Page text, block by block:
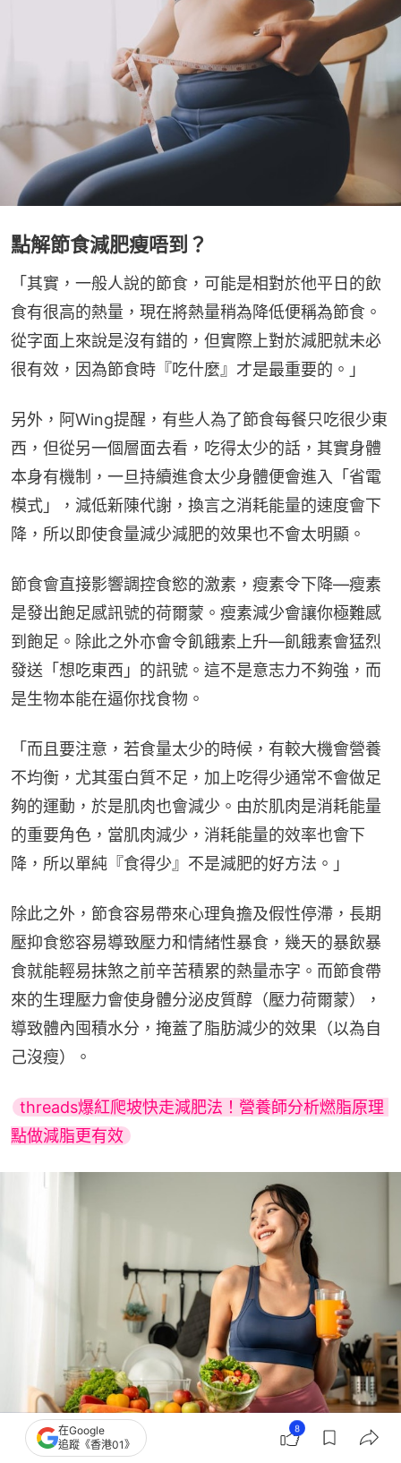
點解節食減肥瘦唔到？
「其實，一般人說的節食，可能是相對於他平日的飲
食有很高的熱量，現在將熱量稍為降低便稱為節食。
從字面上來說是沒有錯的，但實際上對於減肥就未必
很有效，因為節食時『吃什麼』才是最重要的。」
另外，阿Wing提醒，有些人為了節食每餐只吃很少東
西，但從另一個層面去看，吃得太少的話，其實身體
本身有機制，一旦持續進食太少身體便會進入「省電
模式」，減低新陳代謝，換言之消耗能量的速度會下
降，所以即使食量減少減肥的效果也不會太明顯。
節食會直接影響調控食慾的激素，瘦素令下降—瘦素
是發出飽足感訊號的荷爾蒙。瘦素減少會讓你極難感
到飽足。除此之外亦會令飢餓素上升—飢餓素會猛烈
發送「想吃東西」的訊號。這不是意志力不夠強，而
是生物本能在逼你找食物。
「而且要注意，若食量太少的時候，有較大機會營養
不均衡，尤其蛋白質不足，加上吃得少通常不會做足
夠的運動，於是肌肉也會減少。由於肌肉是消耗能量
的重要角色，當肌肉減少，消耗能量的效率也會下
降，所以單純『食得少』不是減肥的好方法。」
除此之外，節食容易帶來心理負擔及假性停滯，長期
壓抑食慾容易導致壓力和情緒性暴食，幾天的暴飲暴
食就能輕易抹煞之前辛苦積累的熱量赤字。而節食帶
來的生理壓力會使身體分泌皮質醇（壓力荷爾蒙），
導致體內囤積水分，掩蓋了脂肪減少的效果（以為自
己沒瘦）。
threads爆紅爬坡快走減肥法！營養師分析燃脂原理
點做減脂更有效
在Google
追蹤《香港01》
8